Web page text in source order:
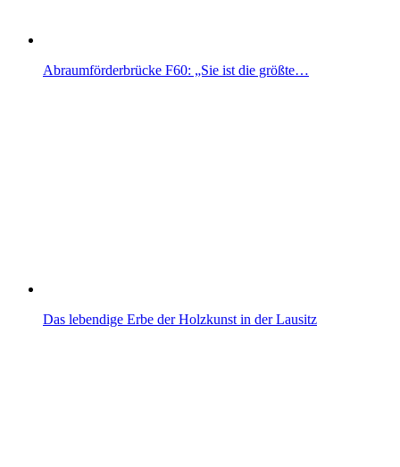
Abraumförderbrücke F60: „Sie ist die größte…
Das lebendige Erbe der Holzkunst in der Lausitz